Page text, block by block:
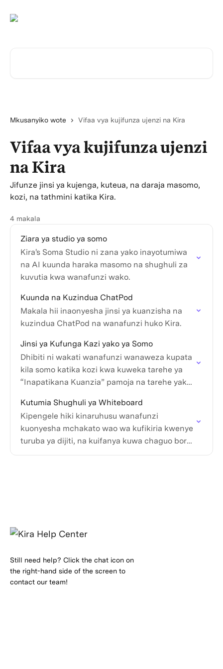
Mkusanyiko wote Vifaa vya kujifunza ujenzi na Kira
Vifaa vya kujifunza ujenzi
na Kira
Jifunze jinsi ya kujenga, kuteua, na daraja masomo,
kozi, na tathmini katika Kira.
4 makala
Ziara ya studio ya somo
Kira's Soma Studio ni zana yako inayotumiwa
na AI kuunda haraka masomo na shughuli za
kuvutia kwa wanafunzi wako.
Kuunda na Kuzindua ChatPod
Makala hii inaonyesha jinsi ya kuanzisha na
kuzindua ChatPod na wanafunzi huko Kira.
Jinsi ya Kufunga Kazi yako ya Somo
Dhibiti ni wakati wanafunzi wanaweza kupata
kila somo katika kozi kwa kuweka tarehe ya
“Inapatikana Kuanzia” pamoja na tarehe yako
Kutumia Shughuli ya Whiteboard
Kipengele hiki kinaruhusu wanafunzi
kuonyesha mchakato wao wa kufikiria kwenye
turuba ya dijiti, na kuifanya kuwa chaguo bora
kwa masomo ambayo yanahitaji michoro,
Still need help? Click the chat icon on
the right-hand side of the screen to
contact our team!